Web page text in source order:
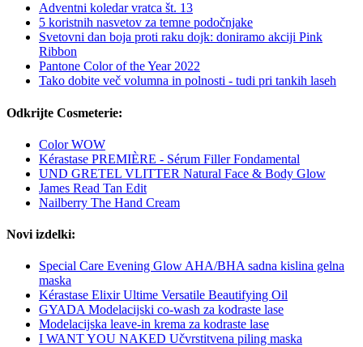
Adventni koledar vratca št. 13
5 koristnih nasvetov za temne podočnjake
Svetovni dan boja proti raku dojk: doniramo akciji Pink
Ribbon
Pantone Color of the Year 2022
Tako dobite več volumna in polnosti - tudi pri tankih laseh
Odkrijte Cosmeterie:
Color WOW
Kérastase PREMIÈRE - Sérum Filler Fondamental
UND GRETEL VLITTER Natural Face & Body Glow
James Read Tan Edit
Nailberry The Hand Cream
Novi izdelki:
Special Care Evening Glow AHA/BHA sadna kislina gelna
maska
Kérastase Elixir Ultime Versatile Beautifying Oil
GYADA Modelacijski co-wash za kodraste lase
Modelacijska leave-in krema za kodraste lase
I WANT YOU NAKED Učvrstitvena piling maska